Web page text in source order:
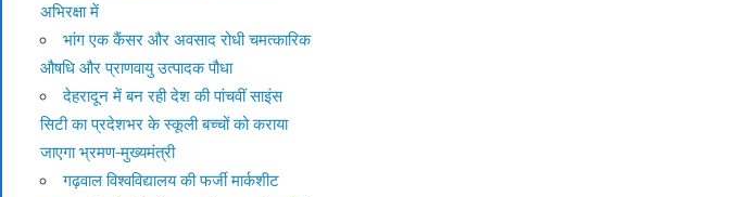
अभिरक्षा में
भांग एक कैंसर और अवसाद रोधी चमत्कारिक
औषधि और प्राणवायु उत्पादक पौधा
देहरादून में बन रही देश की पांचवीं साइंस
सिटी का प्रदेशभर के स्कूली बच्चों को कराया
जाएगा भ्रमण-मुख्यमंत्री
गढ़वाल विश्वविद्यालय की फर्जी मार्कशीट